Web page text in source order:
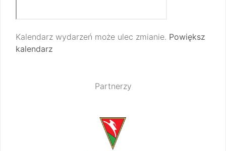
Kalendarz wydarzeń może ulec zmianie. Powiększ
kalendarz
Partnerzy